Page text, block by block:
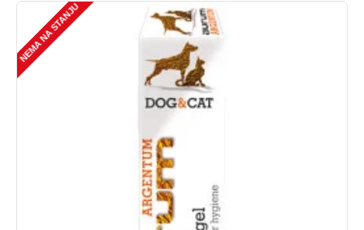
NEMA NA STANJU